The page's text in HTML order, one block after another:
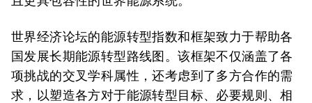
世界经济论坛的能源转型指数和框架致力于帮助各
国发展长期能源转型路线图。该框架不仅涵盖了各
项挑战的交叉学科属性，还考虑到了多方合作的需
求，以塑造各方对于能源转型目标、必要规则、相